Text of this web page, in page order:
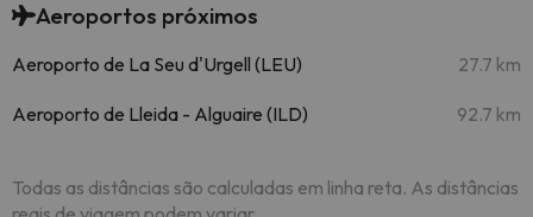
Aeroportos próximos
Aeroporto de La Seu d'Urgell (LEU) 27.7 km
Aeroporto de Lleida - Alguaire (ILD) 92.7 km
Todas as distâncias são calculadas em linha reta. As distâncias